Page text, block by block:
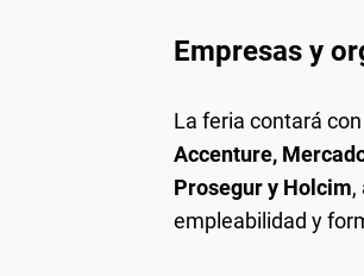
Empresas y
La feria contará
Accenture,
Prosegur y Holcim,
empleabilidad y